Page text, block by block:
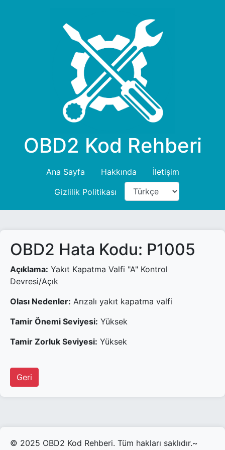
OBD2 Kod Rehberi
Ana Sayfa Hakkında
İletişim
Gizlilik Politikası
OBD2 Hata Kodu: P1005
Açıklama: Yakıt Kapatma Valfi "A" Kontrol
Devresi/Açık
Olası Nedenler: Arızalı yakıt kapatma valfi
Tamir Önemi Seviyesi: Yüksek
Tamir Zorluk Seviyesi: Yüksek
Geri
© 2025 OBD2 Kod Rehberi. Tüm hakları saklıdır.~